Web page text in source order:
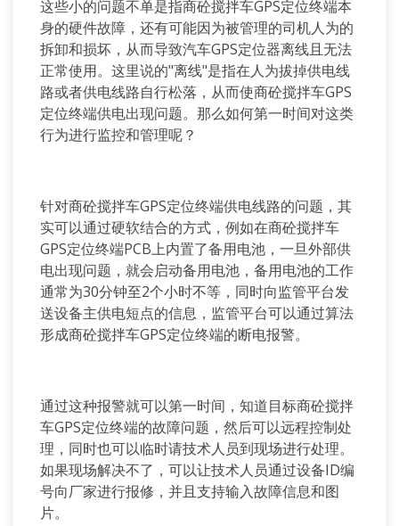
这些小的问题不单是指商砼搅拌车GPS定位终端本
身的硬件故障，还有可能因为被管理的司机人为的
拆卸和损坏，从而导致汽车GPS定位器离线且无法
正常使用。这里说的"离线"是指在人为拔掉供电线
路或者供电线路自行松落，从而使商砼搅拌车GPS
定位终端供电出现问题。那么如何第一时间对这类
行为进行监控和管理呢？
针对商砼搅拌车GPS定位终端供电线路的问题，其
实可以通过硬软结合的方式，例如在商砼搅拌车
GPS定位终端PCB上内置了备用电池，一旦外部供
电出现问题，就会启动备用电池，备用电池的工作
通常为30分钟至2个小时不等，同时向监管平台发
送设备主供电短点的信息，监管平台可以通过算法
形成商砼搅拌车GPS定位终端的断电报警。
通过这种报警就可以第一时间，知道目标商砼搅拌
车GPS定位终端的故障问题，然后可以远程控制处
理，同时也可以临时请技术人员到现场进行处理。
如果现场解决不了，可以让技术人员通过设备ID编
号向厂家进行报修，并且支持输入故障信息和图
片。